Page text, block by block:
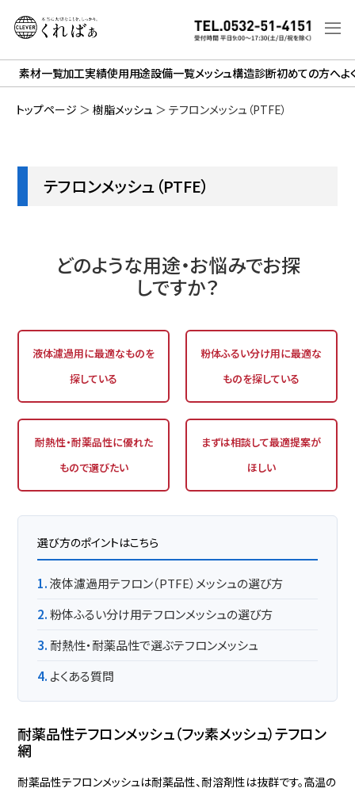
素材一覧加工実績使用用途設備一覧メッシュ構造診断初めての方へよ
トップページ ＞ 樹脂メッシュ ＞ テフロンメッシュ（PTFE）
テフロンメッシュ（PTFE）
どのような用途・お悩みでお探
しですか？
液体濾過用に最適なものを
探している
粉体ふるい分け用に最適な
ものを探している
耐熱性・耐薬品性に優れた
もので選びたい
まずは相談して最適提案が
ほしい
選び方のポイントはこちら
液体濾過用テフロン（PTFE）メッシュの選び方
粉体ふるい分け用テフロンメッシュの選び方
耐熱性・耐薬品性で選ぶテフロンメッシュ
よくある質問
耐薬品性テフロンメッシュ（フッ素メッシュ）テフロン
網
耐薬品性テフロンメッシュは耐薬品性、耐溶剤性は抜群です。高温の